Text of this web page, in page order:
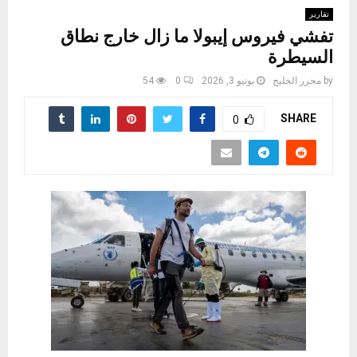
تقارير
تفشي فيروس إيبولا ما زال خارج نطاق
السيطرة
by محرر الخليج يونيو 3, 2026 0
54
SHARE
0